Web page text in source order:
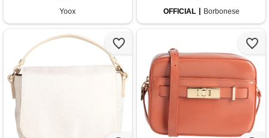
Yoox
OFFICIAL
Borbonese